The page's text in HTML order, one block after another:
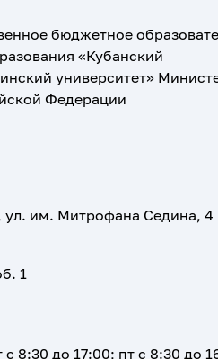
бюджетное
«Кубанский
университет»
Федерации
ул. им. Митрофана Седина, 4
1
8:30 до 17:00; пт с 8:30 до